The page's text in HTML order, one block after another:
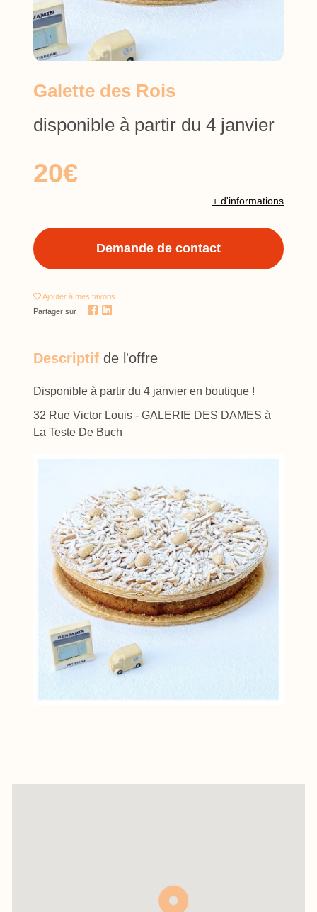
Galette des Rois
disponible à partir du 4 janvier
20€
+ d'informations
Demande de contact
Ajouter à mes favoris
Partager sur
Descriptif de l'offre
Disponible à partir du 4 janvier en boutique !
32 Rue Victor Louis - GALERIE DES DAMES à
La Teste De Buch